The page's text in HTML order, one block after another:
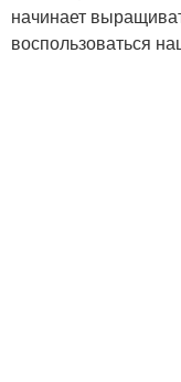
начинает
воспользоваться